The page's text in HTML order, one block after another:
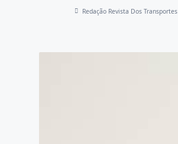
Redação Revista Dos Transportes